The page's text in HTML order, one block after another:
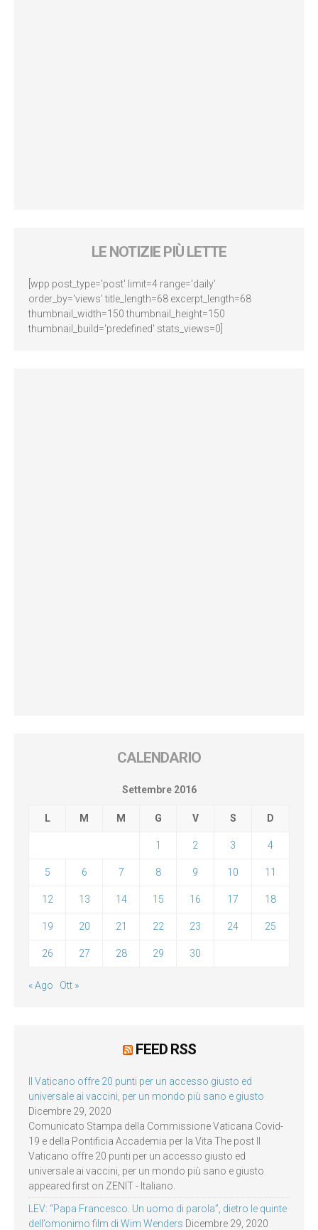
LE NOTIZIE PIÙ LETTE
[wpp post_type='post' limit=4 range='daily'
order_by='views' title_length=68 excerpt_length=68
thumbnail_width=150 thumbnail_height=150
thumbnail_build='predefined' stats_views=0]
CALENDARIO
Settembre 2016
L M M G V S D
1 2 3 4
5 6 7 8 9 10 11
12 13 14 15 16 17 18
19 20 21 22 23 24 25
26 27 28 29 30
« Ago Ott »
FEED RSS
Il Vaticano offre 20 punti per un accesso giusto ed
universale ai vaccini, per un mondo più sano e giusto
Dicembre 29, 2020
Comunicato Stampa della Commissione Vaticana Covid-
19 e della Pontificia Accademia per la Vita The post Il
Vaticano offre 20 punti per un accesso giusto ed
universale ai vaccini, per un mondo più sano e giusto
appeared first on ZENIT - Italiano.
LEV: “Papa Francesco. Un uomo di parola”, dietro le quinte
dell’omonimo film di Wim Wenders Dicembre 29, 2020